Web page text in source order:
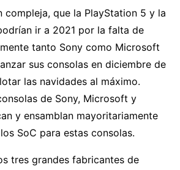
compleja, que la PlayStation 5 y la
ir a 2021 por la falta de
tanto Sony como Microsoft
sus consolas en diciembre de
las navidades al máximo.
de Sony, Microsoft y
y ensamblan mayoritariamente
SoC para estas consolas.
tres grandes fabricantes de